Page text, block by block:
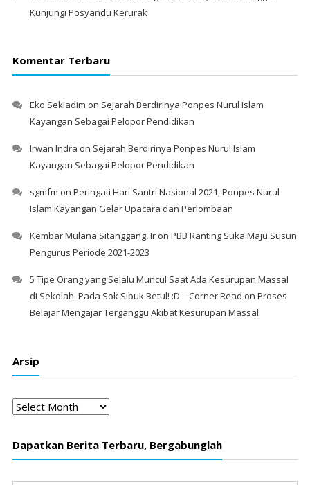
Kunjungi Posyandu Kerurak
Komentar Terbaru
Eko Sekiadim on Sejarah Berdirinya Ponpes Nurul Islam
Kayangan Sebagai Pelopor Pendidikan
Irwan Indra on Sejarah Berdirinya Ponpes Nurul Islam
Kayangan Sebagai Pelopor Pendidikan
sgmfm on Peringati Hari Santri Nasional 2021, Ponpes Nurul
Islam Kayangan Gelar Upacara dan Perlombaan
Kembar Mulana Sitanggang, Iron PBB Ranting Suka Maju Susun
Pengurus Periode 2021-2023
5 Tipe Orang yang Selalu Muncul Saat Ada Kesurupan Massal
di Sekolah. Pada Sok Sibuk Betul! :D – Corner Read on Proses
Belajar Mengajar Terganggu Akibat Kesurupan Massal
Arsip
Arsip
Dapatkan Berita Terbaru, Bergabunglah